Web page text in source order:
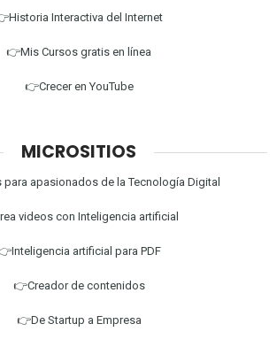
Interactiva del Internet
👉Mis Cursos gratis en línea
👉Crecer en YouTube
MICROSITIOS
apasionados de la Tecnología Digital
videos con Inteligencia artificial
artificial para PDF
👉Creador de contenidos
👉De Startup a Empresa